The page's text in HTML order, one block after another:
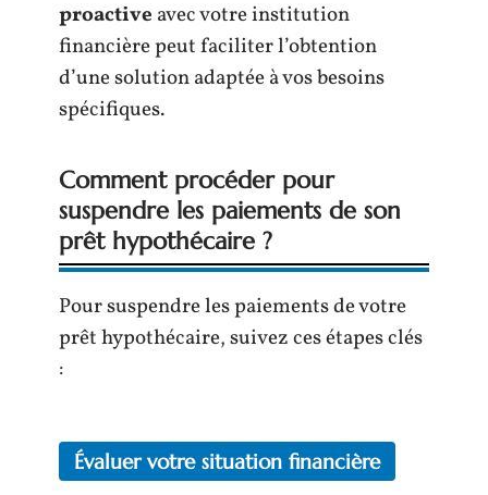
proactive avec votre institution
financière peut faciliter l’obtention
d’une solution adaptée à vos besoins
spécifiques.
Comment procéder pour
suspendre les paiements de son
prêt hypothécaire ?
Pour suspendre les paiements de votre
prêt hypothécaire, suivez ces étapes clés
:
Évaluer votre situation financière